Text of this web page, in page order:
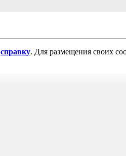
справку. Для размещения своих